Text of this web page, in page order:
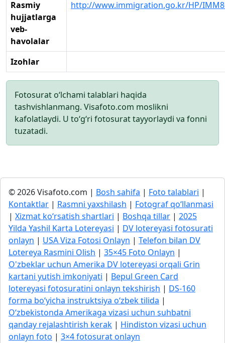
Rasmiy
hujjatlarga
veb-
havolalar
http://www.immigration.go.kr/HP/
Izohlar
Fotosurat o‘lchami talablari haqida
tashvishlanmang. Visafoto.com moslikni
kafolatlaydi. U to‘g‘ri fotosurat tayyorlaydi va fonni
tuzatadi.
© 2026 Visafoto.com | Bosh sahifa | Foto talablari |
Kontaktlar | Rasmni yaxshilash | Fotograf qo‘llanmasi
| Xizmat ko‘rsatish shartlari | Boshqa tillar | 2025
Yilda Yashil Karta Lotereyasi | DV lotereyasi fotosurati
onlayn | USA Viza Fotosi Onlayn | Telefon bilan DV
Lotereya Rasmini Olish | 35×45 Foto Onlayn |
O'zbeklar uchun Amerika DV lotereyasi orqali Grin
kartani yutish imkoniyati | Bepul Green Card
lotereyasi fotosuratini onlayn tekshirish | DS-160
forma bo‘yicha instruktsiya o‘zbek tilida |
O‘zbekistonda Amerikaga vizasi uchun suhbatni
qanday rejalashtirish kerak | Hindiston vizasi uchun
onlayn foto | 3×4 fotosurat onlayn